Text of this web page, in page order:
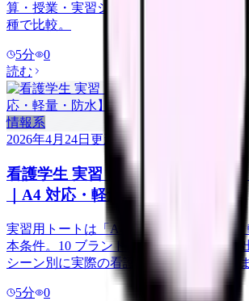
算・授業・実習シーンで最適解が異なり
種で比較。
5分
0
読む
情報系
2026年4月24日 更新
看護学生 実習トートバッグ 決定版
｜A4 対応・軽量・防水】
実習用トートは「A4 サイズ対応 + 自立 +
本条件。10 ブランドを実習初日・記録提
シーン別に実際の看護学生の声で比較しま
5分
0